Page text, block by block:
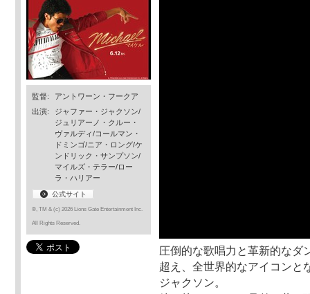
監督:
アントワーン・フークア
出演:
ジャファー・ジャクソン/
ジュリアーノ・クルー・
ヴァルディ/コールマン・
ドミンゴ/ニア・ロング/ケ
ンドリック・サンプソン/
マイルズ・テラー/ロー
ラ・ハリアー
公式サイト
®, TM & (c) 2026 Lions Gate Entertainment Inc.
All Rights Reserved.
圧倒的な歌唱力と革新的なダ
超え、全世界的なアイコンと
ジャクソン。